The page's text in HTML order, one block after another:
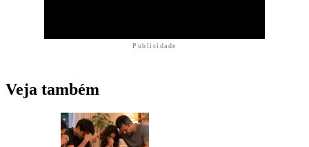
Publicidade
Veja também